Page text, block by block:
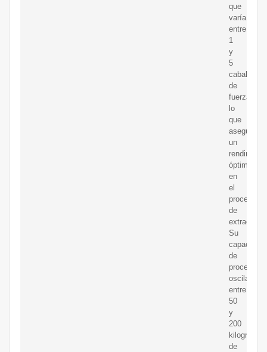
que
varía
entre
1
y
5
caballos
de
fuerza,
lo
que
asegura
un
óptimo
en
el
proceso
de
extracción.
Su
capacidad
de
oscila
entre
50
y
200
kilogramos
de